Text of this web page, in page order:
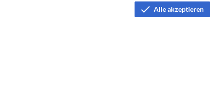
Alle akzeptieren
Relaisfunkstellen und Baken